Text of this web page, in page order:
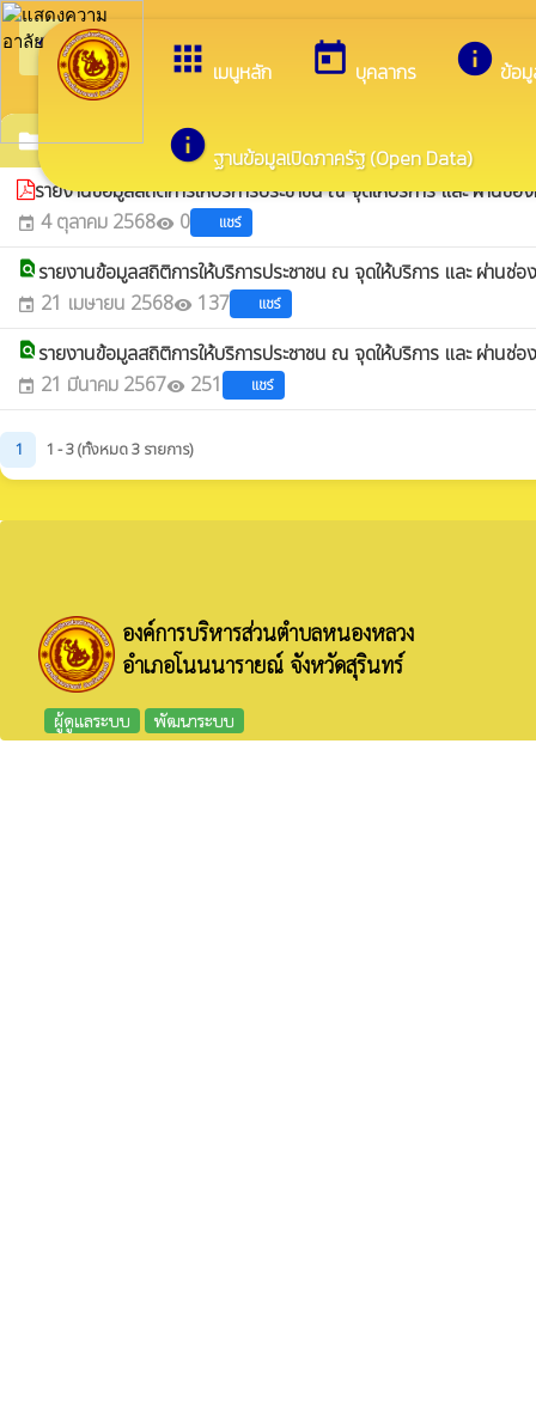
apps เมนูหลัก today บุคลากร info ข้อ
info ฐานข้อมูลเปิดภาครัฐ (Open Data)
arrow_back_iosกลับเมนูหลัก
folderข้อมูลเชิงสถิติการให้บริการ
รายงานข้อมูลสถิติการให้บริการประชาชน ณ จุดให้บริการ และ ผ่าน
event 4 ตุลาคม 2568visibility 0 แชร์
find_in_page รายงานข้อมูลสถิติการให้บริการประชาชน ณ จุดให้บริการ และ ผ่าน
event 21 เมษายน 2568visibility 137 แชร์
find_in_page รายงานข้อมูลสถิติการให้บริการประชาชน ณ จุดให้บริการ และ ผ่าน
event 21 มีนาคม 2567visibility 251 แชร์
1 1 - 3 (ทั้งหมด 3 รายการ)
องค์การบริหารส่วนตำบลหนองหลวง
อำเภอโนนนารายณ์ จังหวัดสุรินทร์
ผู้ดูแลระบบ พัฒนาระบบ